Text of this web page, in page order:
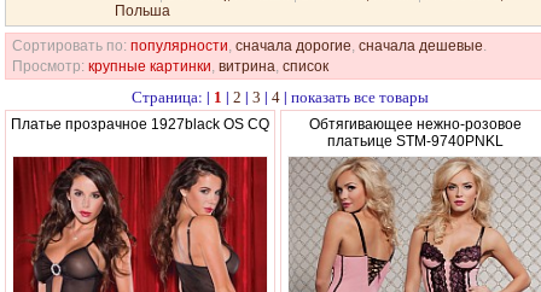
Польша
Сортировать по: популярности, сначала дорогие, сначала дешевые.
Просмотр: крупные картинки, витрина, список
Страница: | 1 |2 |3 |4 |показать все товары
Платье прозрачное 1927black OS CQ
Обтягивающее нежно-розовое
платьице STM-9740PNKL